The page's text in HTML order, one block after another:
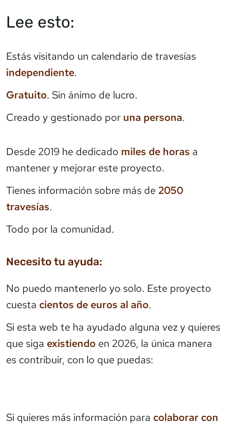
Lee esto:
Estás visitando un calendario de travesías
independiente.
Gratuito. Sin ánimo de lucro.
Creado y gestionado por una persona.
Desde 2019 he dedicado miles de horas a
mantener y mejorar este proyecto.
Tienes información sobre más de 2050
travesías.
Todo por la comunidad.
Necesito tu ayuda:
No puedo mantenerlo yo solo. Este proyecto
cuesta cientos de euros al año.
Si esta web te ha ayudado alguna vez y quieres
que siga existiendo en 2026, la única manera
es contribuir, con lo que puedas:
Si quieres más información para colaborar con